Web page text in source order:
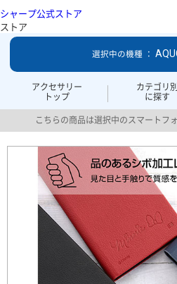
シャープ公式ストア
ストア
アクセサリー
トップ
カテゴリ別
に探す
選択中の機種 ：
こちらの商品は選択中のスマートフ